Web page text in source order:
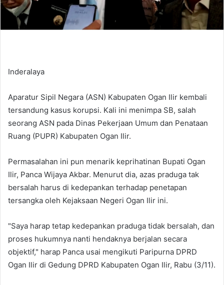
Inderalaya
Aparatur Sipil Negara (ASN) Kabupaten Ogan Ilir kembali
tersandung kasus korupsi. Kali ini menimpa SB, salah
seorang ASN pada Dinas Pekerjaan Umum dan Penataan
Ruang (PUPR) Kabupaten Ogan Ilir.
Permasalahan ini pun menarik keprihatinan Bupati Ogan
Ilir, Panca Wijaya Akbar. Menurut dia, azas praduga tak
bersalah harus di kedepankan terhadap penetapan
tersangka oleh Kejaksaan Negeri Ogan Ilir ini.
"Saya harap tetap kedepankan praduga tidak bersalah, dan
proses hukumnya nanti hendaknya berjalan secara
objektif," harap Panca usai mengikuti Paripurna DPRD
Ogan Ilir di Gedung DPRD Kabupaten Ogan Ilir, Rabu (3/11).